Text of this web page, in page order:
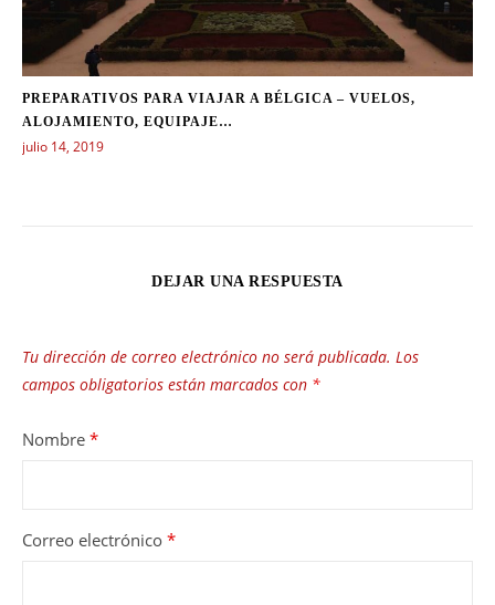
PREPARATIVOS PARA VIAJAR A BÉLGICA – VUELOS,
ALOJAMIENTO, EQUIPAJE…
julio 14, 2019
DEJAR UNA RESPUESTA
Tu dirección de correo electrónico no será publicada. Los
campos obligatorios están marcados con *
Nombre *
Correo electrónico *